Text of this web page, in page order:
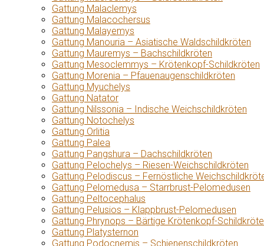
Gattung Malaclemys
Gattung Malacochersus
Gattung Malayemys
Gattung Manouria – Asiatische Waldschildkröten
Gattung Mauremys – Bachschildkröten
Gattung Mesoclemmys – Krötenkopf-Schildkröten
Gattung Morenia – Pfauenaugenschildkröten
Gattung Myuchelys
Gattung Natator
Gattung Nilssonia – Indische Weichschildkröten
Gattung Notochelys
Gattung Orlitia
Gattung Palea
Gattung Pangshura – Dachschildkröten
Gattung Pelochelys – Riesen-Weichschildkröten
Gattung Pelodiscus – Fernöstliche
Gattung Pelomedusa – Starrbrust-Pelomedusen
Gattung Peltocephalus
Gattung Pelusios – Klappbrust-Pelomedusen
Gattung Phrynops – Bärtige Krötenkopf-
Gattung Platysternon
Gattung Podocnemis – Schienenschildkröten